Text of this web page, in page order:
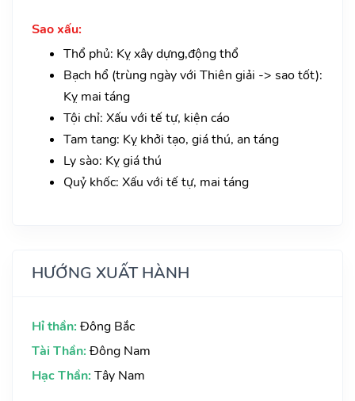
Sao xấu:
Thổ phủ: Kỵ xây dựng,động thổ
Bạch hổ (trùng ngày với Thiên giải -> sao tốt):
Kỵ mai táng
Tội chỉ: Xấu với tế tự, kiện cáo
Tam tang: Kỵ khởi tạo, giá thú, an táng
Ly sào: Kỵ giá thú
Quỷ khốc: Xấu với tế tự, mai táng
HƯỚNG XUẤT HÀNH
Hỉ thần: Đông Bắc
Tài Thần: Đông Nam
Hạc Thần: Tây Nam